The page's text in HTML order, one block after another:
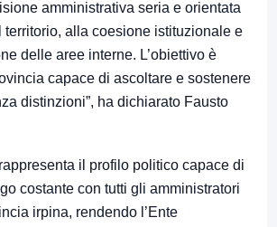
amministrativa seria e orientata
alla coesione istituzionale e
delle aree interne. L’obiettivo è
capace di ascoltare e sostenere
distinzioni”, ha dichiarato Fausto
il profilo politico capace di
costante con tutti gli amministratori
irpina, rendendo l’Ente